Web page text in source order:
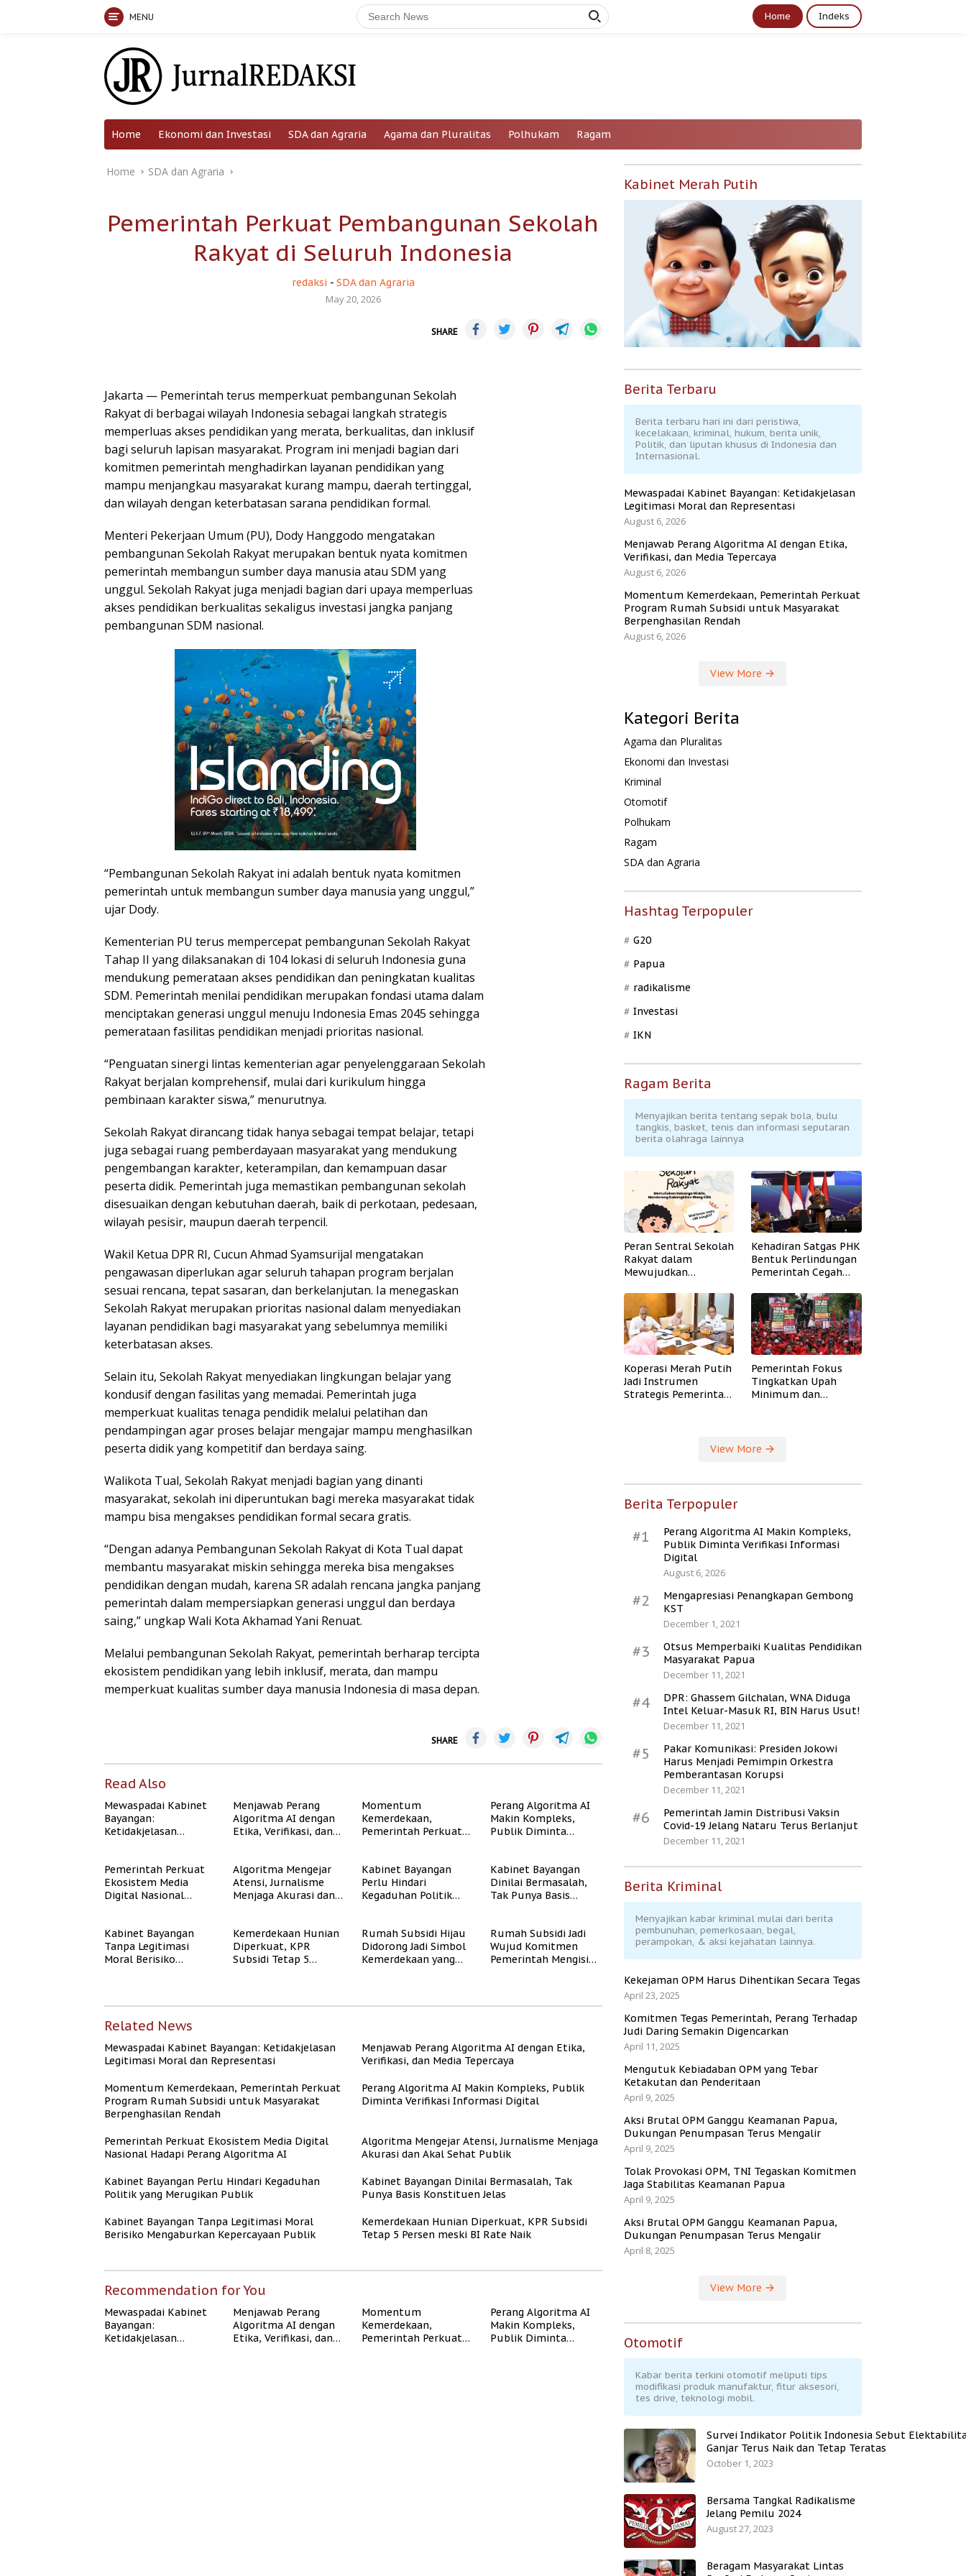
MENU Home Indeks
Home Ekonomi dan Investasi SDA dan Agraria Agama dan Pluralitas Polhukam Ragam
Home SDA dan Agraria
Pemerintah Perkuat Pembangunan Sekolah
Rakyat di Seluruh Indonesia
redaksi - SDA dan Agraria
May 20, 2026
SHARE
Jakarta — Pemerintah terus memperkuat pembangunan Sekolah
Rakyat di berbagai wilayah Indonesia sebagai langkah strategis
memperluas akses pendidikan yang merata, berkualitas, dan inklusif
bagi seluruh lapisan masyarakat. Program ini menjadi bagian dari
komitmen pemerintah menghadirkan layanan pendidikan yang
mampu menjangkau masyarakat kurang mampu, daerah tertinggal,
dan wilayah dengan keterbatasan sarana pendidikan formal.
Menteri Pekerjaan Umum (PU), Dody Hanggodo mengatakan
pembangunan Sekolah Rakyat merupakan bentuk nyata komitmen
pemerintah membangun sumber daya manusia atau SDM yang
unggul. Sekolah Rakyat juga menjadi bagian dari upaya memperluas
akses pendidikan berkualitas sekaligus investasi jangka panjang
pembangunan SDM nasional.
“Pembangunan Sekolah Rakyat ini adalah bentuk nyata komitmen
pemerintah untuk membangun sumber daya manusia yang unggul,”
ujar Dody.
Kementerian PU terus mempercepat pembangunan Sekolah Rakyat
Tahap II yang dilaksanakan di 104 lokasi di seluruh Indonesia guna
mendukung pemerataan akses pendidikan dan peningkatan kualitas
SDM. Pemerintah menilai pendidikan merupakan fondasi utama dalam
menciptakan generasi unggul menuju Indonesia Emas 2045 sehingga
pemerataan fasilitas pendidikan menjadi prioritas nasional.
“Penguatan sinergi lintas kementerian agar penyelenggaraan Sekolah
Rakyat berjalan komprehensif, mulai dari kurikulum hingga
pembinaan karakter siswa,” menurutnya.
Sekolah Rakyat dirancang tidak hanya sebagai tempat belajar, tetapi
juga sebagai ruang pemberdayaan masyarakat yang mendukung
pengembangan karakter, keterampilan, dan kemampuan dasar
peserta didik. Pemerintah juga memastikan pembangunan sekolah
disesuaikan dengan kebutuhan daerah, baik di perkotaan, pedesaan,
wilayah pesisir, maupun daerah terpencil.
Wakil Ketua DPR RI, Cucun Ahmad Syamsurijal mengatakan
pengawasan diperlukan agar seluruh tahapan program berjalan
sesuai rencana, tepat sasaran, dan berkelanjutan. Ia menegaskan
Sekolah Rakyat merupakan prioritas nasional dalam menyediakan
layanan pendidikan bagi masyarakat yang sebelumnya memiliki
keterbatasan akses.
Selain itu, Sekolah Rakyat menyediakan lingkungan belajar yang
kondusif dengan fasilitas yang memadai. Pemerintah juga
memperkuat kualitas tenaga pendidik melalui pelatihan dan
pendampingan agar proses belajar mengajar mampu menghasilkan
peserta didik yang kompetitif dan berdaya saing.
Walikota Tual, Sekolah Rakyat menjadi bagian yang dinanti
masyarakat, sekolah ini diperuntukan bagi mereka masyarakat tidak
mampu bisa mengakses pendidikan formal secara gratis.
“Dengan adanya Pembangunan Sekolah Rakyat di Kota Tual dapat
membantu masyarakat miskin sehingga mereka bisa mengakses
pendidikan dengan mudah, karena SR adalah rencana jangka panjang
pemerintah dalam mempersiapkan generasi unggul dan berdaya
saing,” ungkap Wali Kota Akhamad Yani Renuat.
Melalui pembangunan Sekolah Rakyat, pemerintah berharap tercipta
ekosistem pendidikan yang lebih inklusif, merata, dan mampu
memperkuat kualitas sumber daya manusia Indonesia di masa depan.
SHARE
Read Also
Mewaspadai Kabinet
Bayangan:
Ketidakjelasan
Menjawab Perang
Algoritma AI dengan
Etika, Verifikasi, dan
Momentum
Kemerdekaan,
Pemerintah Perkuat
Masyarakat
Berpenghasilan
Rendah
Perang Algoritma AI
Makin Kompleks,
Publik Diminta
Pemerintah Perkuat
Ekosistem Media
Digital Nasional
Algoritma Mengejar
Atensi, Jurnalisme
Menjaga Akurasi dan
Kabinet Bayangan
Perlu Hindari
Kegaduhan Politik
Kabinet Bayangan
Dinilai Bermasalah,
Tak Punya Basis
Kabinet Bayangan
Tanpa Legitimasi
Moral Berisiko
Kemerdekaan Hunian
Diperkuat, KPR
Subsidi Tetap 5
Rumah Subsidi Hijau
Didorong Jadi Simbol
Kemerdekaan yang
Rumah Subsidi Jadi
Wujud Komitmen
Pemerintah Mengisi
Related News
Mewaspadai Kabinet Bayangan: Ketidakjelasan
Legitimasi Moral dan Representasi
Menjawab Perang Algoritma AI dengan Etika,
Verifikasi, dan Media Tepercaya
Momentum Kemerdekaan, Pemerintah Perkuat
Program Rumah Subsidi untuk Masyarakat
Berpenghasilan Rendah
Perang Algoritma AI Makin Kompleks, Publik
Diminta Verifikasi Informasi Digital
Pemerintah Perkuat Ekosistem Media Digital
Nasional Hadapi Perang Algoritma AI
Algoritma Mengejar Atensi, Jurnalisme Menjaga
Akurasi dan Akal Sehat Publik
Kabinet Bayangan Perlu Hindari Kegaduhan
Politik yang Merugikan Publik
Kabinet Bayangan Dinilai Bermasalah, Tak
Punya Basis Konstituen Jelas
Kabinet Bayangan Tanpa Legitimasi Moral
Berisiko Mengaburkan Kepercayaan Publik
Kemerdekaan Hunian Diperkuat, KPR Subsidi
Tetap 5 Persen meski BI Rate Naik
Recommendation for You
Mewaspadai Kabinet
Bayangan:
Ketidakjelasan
Menjawab Perang
Algoritma AI dengan
Etika, Verifikasi, dan
Momentum
Kemerdekaan,
Pemerintah Perkuat
Perang Algoritma AI
Makin Kompleks,
Publik Diminta
Kabinet Merah Putih
Berita Terbaru
Berita terbaru hari ini dari peristiwa,
kecelakaan, kriminal, hukum, berita unik,
Politik, dan liputan khusus di Indonesia dan
Internasional.
Mewaspadai Kabinet Bayangan: Ketidakjelasan
Legitimasi Moral dan Representasi
August 6, 2026
Menjawab Perang Algoritma AI dengan Etika,
Verifikasi, dan Media Tepercaya
August 6, 2026
Momentum Kemerdekaan, Pemerintah Perkuat
Program Rumah Subsidi untuk Masyarakat
Berpenghasilan Rendah
August 6, 2026
View More
Kategori Berita
Agama dan Pluralitas
Ekonomi dan Investasi
Kriminal
Otomotif
Polhukam
Ragam
SDA dan Agraria
Hashtag Terpopuler
G20
Papua
radikalisme
Investasi
IKN
Ragam Berita
Menyajikan berita tentang sepak bola, bulu
tangkis, basket, tenis dan informasi seputaran
berita olahraga lainnya
Peran Sentral Sekolah
Rakyat dalam
Mewujudkan
Kehadiran Satgas PHK
Bentuk Perlindungan
Pemerintah Cegah
Koperasi Merah Putih
Jadi Instrumen
Strategis Pemerintah
Pemerintah Fokus
Tingkatkan Upah
Minimum dan
View More
Berita Terpopuler
#1
Perang Algoritma AI Makin Kompleks,
Publik Diminta Verifikasi Informasi
Digital
August 6, 2026
#2
Mengapresiasi Penangkapan Gembong
KST
December 1, 2021
#3
Otsus Memperbaiki Kualitas Pendidikan
Masyarakat Papua
December 11, 2021
#4
DPR: Ghassem Gilchalan, WNA Diduga
Intel Keluar-Masuk RI, BIN Harus Usut!
December 11, 2021
#5
Pakar Komunikasi: Presiden Jokowi
Harus Menjadi Pemimpin Orkestra
Pemberantasan Korupsi
December 11, 2021
#6
Pemerintah Jamin Distribusi Vaksin
Covid-19 Jelang Nataru Terus Berlanjut
December 11, 2021
Berita Kriminal
Menyajikan kabar kriminal mulai dari berita
pembunuhan, pemerkosaan, begal,
perampokan, & aksi kejahatan lainnya.
Kekejaman OPM Harus Dihentikan Secara Tegas
April 23, 2025
Komitmen Tegas Pemerintah, Perang Terhadap
Judi Daring Semakin Digencarkan
April 11, 2025
Mengutuk Kebiadaban OPM yang Tebar
Ketakutan dan Penderitaan
April 9, 2025
Aksi Brutal OPM Ganggu Keamanan Papua,
Dukungan Penumpasan Terus Mengalir
April 9, 2025
Tolak Provokasi OPM, TNI Tegaskan Komitmen
Jaga Stabilitas Keamanan Papua
April 9, 2025
Aksi Brutal OPM Ganggu Keamanan Papua,
Dukungan Penumpasan Terus Mengalir
April 8, 2025
View More
Otomotif
Kabar berita terkini otomotif meliputi tips
modifikasi produk manufaktur, fitur aksesori,
tes drive, teknologi mobil.
Survei Indikator Politik Indonesia Sebut
Ganjar Terus Naik dan Tetap Teratas
October 1, 2023
Bersama Tangkal Radikalisme
Jelang Pemilu 2024
August 27, 2023
Beragam Masyarakat Lintas